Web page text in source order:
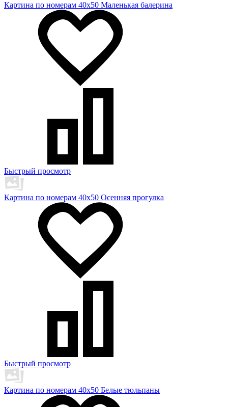
Картина по номерам 40х50 Маленькая балерина
Быстрый просмотр
Картина по номерам 40х50 Осенняя прогулка
Быстрый просмотр
Картина по номерам 40х50 Белые тюльпаны